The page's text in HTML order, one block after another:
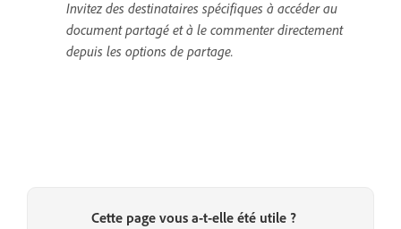
Invitez des destinataires spécifiques à accéder au
document partagé et à le commenter directement
depuis les options de partage.
Cette page vous a-t-elle été utile ?